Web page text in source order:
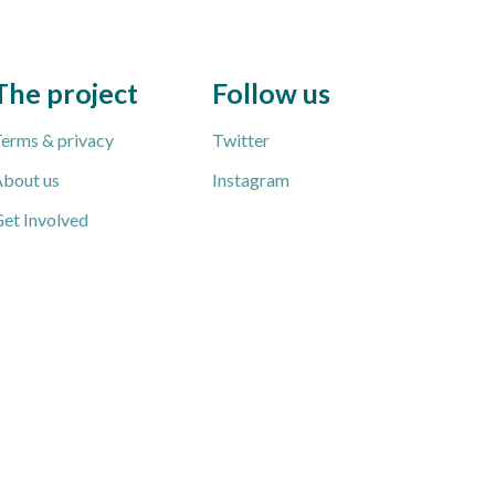
project
& privacy
us
Involved
Follow us
Twitter
Instagram